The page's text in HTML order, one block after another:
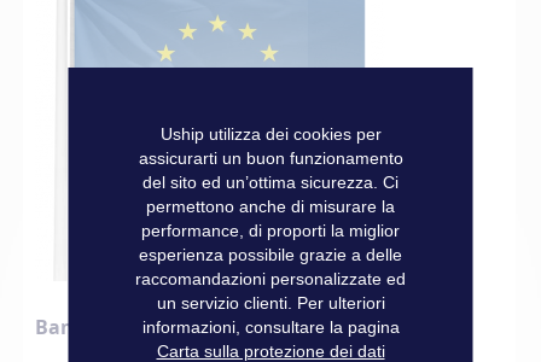
Bandiera Europea
Uship utilizza dei cookies per
assicurarti un buon funzionamento
del sito ed un’ottima sicurezza. Ci
permettono anche di misurare la
performance, di proporti la miglior
esperienza possibile grazie a delle
raccomandazioni personalizzate ed
un servizio clienti. Per ulteriori
informazioni, consultare la pagina
Carta sulla protezione dei dati